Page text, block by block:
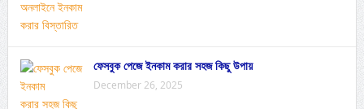
ফেসবুক পেজে ইনকাম করার সহজ কিছু উপায়
December 26, 2025